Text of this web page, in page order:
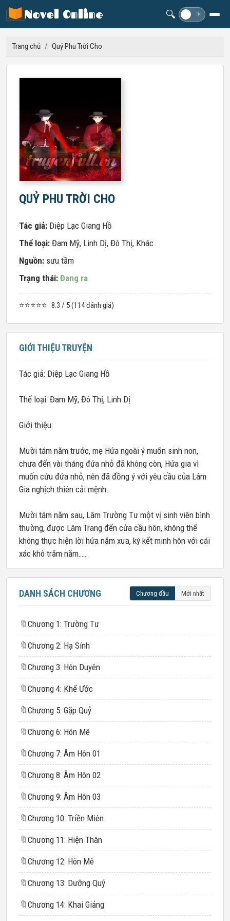
Novel Online 🔍 ☀
Trang chủ / Quỷ Phu Trời Cho
QUỶ PHU TRỜI CHO
Tác giả: Diệp Lạc Giang Hồ
Thể loại: Đam Mỹ, Linh Dị, Đô Thị, Khác
Nguồn: sưu tầm
Trạng thái: Đang ra
⭐⭐⭐⭐⭐ 8.3 / 5 (114 đánh giá)
GIỚI THIỆU TRUYỆN
Tác giả: Diệp Lạc Giang Hồ
Thể loại: Đam Mỹ, Đô Thị, Linh Dị
Giới thiệu:
Mười tám năm trước, mẹ Hứa ngoài ý muốn sinh non,
chưa đến vài tháng đứa nhỏ đã không còn, Hứa gia vì
muốn cứu đứa nhỏ, nên đã đồng ý với yêu cầu của Lâm
Gia nghịch thiên cải mệnh.
Mười tám năm sau, Lâm Trường Tư một vị sinh viên bình
thường, được Lâm Trang đến cửa cầu hôn, không thể
không thực hiện lời hứa năm xưa, ký kết minh hôn với cái
xác khô trăm năm……
DANH SÁCH CHƯƠNG Chương đầu Mới nhất
🔖 Chương 1: Trường Tư
🔖 Chương 2: Hạ Sính
🔖 Chương 3: Hôn Duyên
🔖 Chương 4: Khế Ước
🔖 Chương 5: Gặp Quỷ
🔖 Chương 6: Hôn Mê
🔖 Chương 7: Âm Hôn 01
🔖 Chương 8: Âm Hôn 02
🔖 Chương 9: Âm Hôn 03
🔖 Chương 10: Triền Miên
🔖 Chương 11: Hiện Thân
🔖 Chương 12: Hôn Mê
🔖 Chương 13: Dưỡng Quỷ
🔖 Chương 14: Khai Giảng